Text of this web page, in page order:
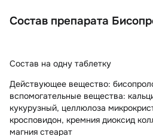
Состав препарата
Состав на одну таблетку
Действующее вещество:
вспомогательные вещества:
кукурузный, целлюлоза
кросповидон, кремния диоксид
магния стеарат